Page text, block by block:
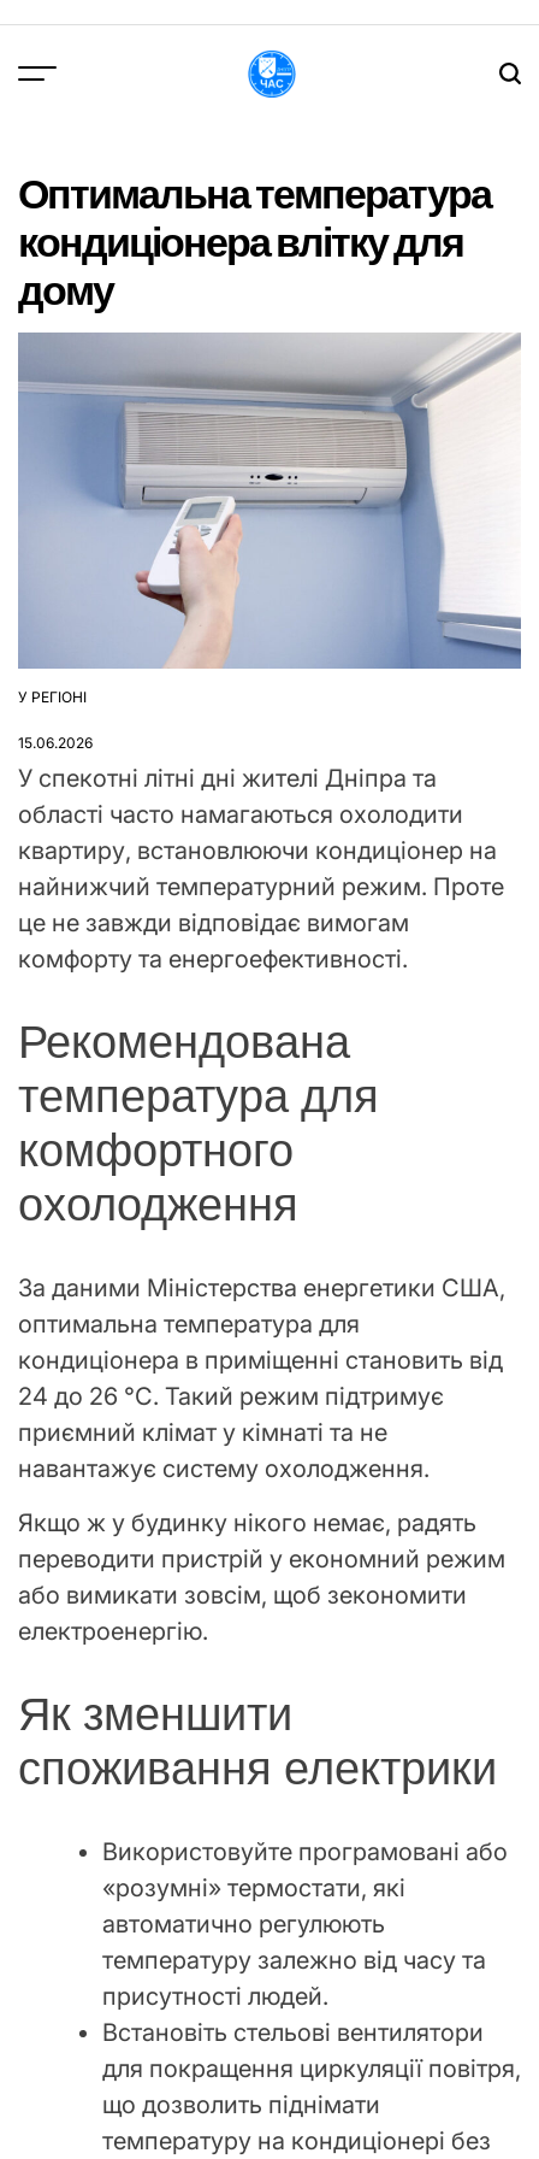
вмісту
Оптимальна температура
кондиціонера влітку для
дому
ОПУБЛІКУВАТИ
У РЕГІОНІ
15.06.2026
У спекотні літні дні жителі Дніпра та
області часто намагаються охолодити
квартиру, встановлюючи кондиціонер на
найнижчий температурний режим. Проте
це не завжди відповідає вимогам
комфорту та енергоефективності.
Рекомендована
температура для
комфортного
охолодження
За даними Міністерства енергетики США,
оптимальна температура для
кондиціонера в приміщенні становить від
24 до 26 °C. Такий режим підтримує
приємний клімат у кімнаті та не
навантажує систему охолодження.
Якщо ж у будинку нікого немає, радять
переводити пристрій у економний режим
або вимикати зовсім, щоб зекономити
електроенергію.
Як зменшити
споживання електрики
Використовуйте програмовані або
«розумні» термостати, які
автоматично регулюють
температуру залежно від часу та
присутності людей.
Встановіть стельові вентилятори
для покращення циркуляції повітря,
що дозволить піднімати
температуру на кондиціонері без